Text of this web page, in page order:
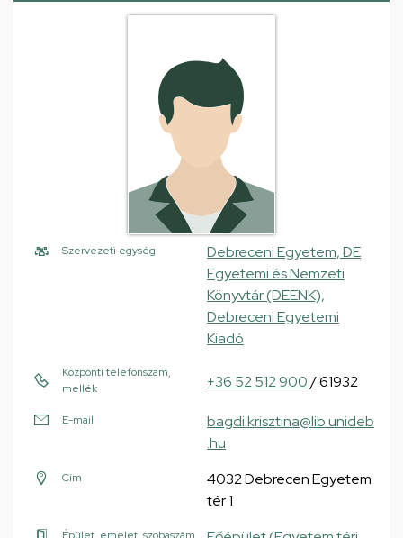
Szervezeti egység
Debreceni Egyetem, DE
Egyetemi és Nemzeti
Könyvtár (DEENK),
Debreceni Egyetemi
Kiadó
Központi telefonszám,
mellék
+36 52 512 900/ 61932
E-mail
bagdi.krisztina@lib.unideb
.hu
Cím
4032 Debrecen Egyetem
tér 1